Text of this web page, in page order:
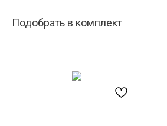
Подобрать в комплект